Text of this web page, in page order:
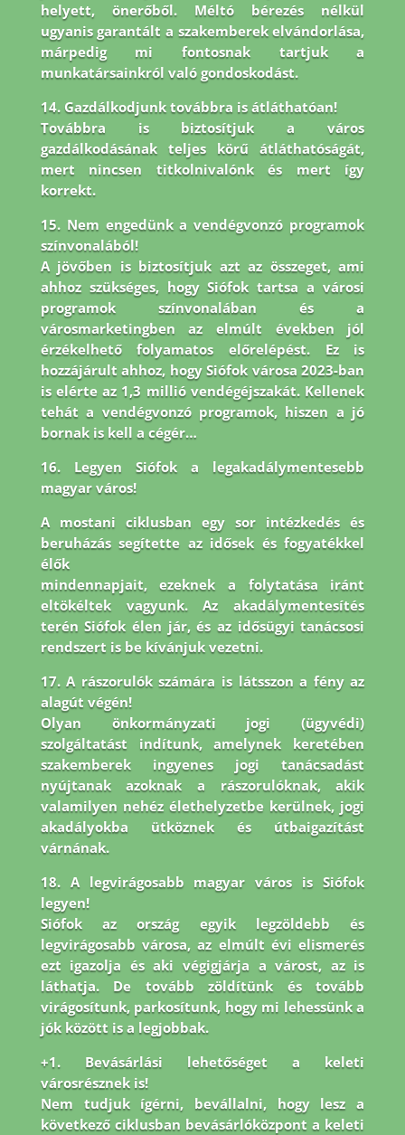
helyett, önerőből. Méltó bérezés nélkül
ugyanis garantált a szakemberek elvándorlása,
márpedig mi fontosnak tartjuk a
munkatársainkról való gondoskodást.
14. Gazdálkodjunk továbbra is átláthatóan!
Továbbra is biztosítjuk a város
gazdálkodásának teljes körű átláthatóságát,
mert nincsen titkolnivalónk és mert így
korrekt.
15. Nem engedünk a vendégvonzó programok
színvonalából!
A jövőben is biztosítjuk azt az összeget, ami
ahhoz szükséges, hogy Siófok tartsa a városi
programok színvonalában és a
városmarketingben az elmúlt években jól
érzékelhető folyamatos előrelépést. Ez is
hozzájárult ahhoz, hogy Siófok városa 2023-ban
is elérte az 1,3 millió vendégéjszakát. Kellenek
tehát a vendégvonzó programok, hiszen a jó
bornak is kell a cégér…
16. Legyen Siófok a legakadálymentesebb
magyar város!
A mostani ciklusban egy sor intézkedés és
beruházás segítette az idősek és fogyatékkel
élők
mindennapjait, ezeknek a folytatása iránt
eltökéltek vagyunk. Az akadálymentesítés
terén Siófok élen jár,és az idősügyi tanácsosi
rendszert is be kívánjuk vezetni.
17. A rászorulók számára is látsszon a fény az
alagút végén!
Olyan önkormányzati jogi (ügyvédi)
szolgáltatást indítunk, amelynek keretében
szakemberek ingyenes jogi tanácsadást
nyújtanak azoknak a rászorulóknak, akik
valamilyen nehéz élethelyzetbe kerülnek, jogi
akadályokba ütköznek és útbaigazítást
várnának.
18. A legvirágosabb magyar város is Siófok
legyen!
Siófok az ország egyik legzöldebb és
legvirágosabb városa, az elmúlt évi elismerés
ezt igazolja és aki végigjárja a várost, az is
láthatja. De tovább zöldítünk és tovább
virágosítunk, parkosítunk, hogy mi lehessünk a
jók között is a legjobbak.
+1. Bevásárlási lehetőséget a keleti
városrésznek is!
Nem tudjuk ígérni, bevállalni, hogy lesz a
következő ciklusban bevásárlóközpont a keleti